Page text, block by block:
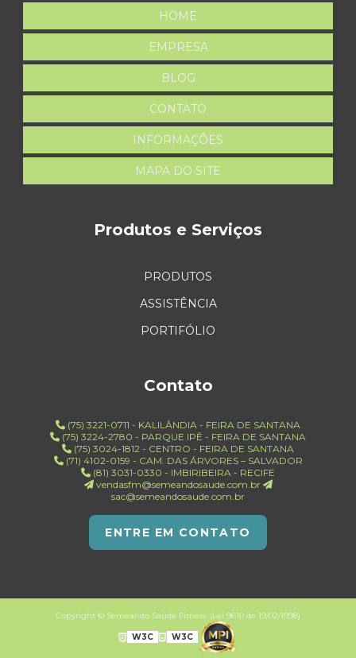
HOME
EMPRESA
BLOG
CONTATO
INFORMAÇÕES
MAPA DO SITE
Produtos e Serviços
PRODUTOS
ASSISTÊNCIA
PORTIFÓLIO
Contato
(75) 3221-0711 - KALILÂNDIA - FEIRA DE SANTANA
(75) 3224-2780 - PARQUE IPÊ - FEIRA DE SANTANA
(75) 3024-1812 - CENTRO - FEIRA DE SANTANA
(71) 4102-0159 - CAM. DAS ÁRVORES – SALVADOR
(81) 3031-0330 - IMBIRIBEIRA - RECIFE
vendasfm@semeandosaude.com.br
sac@semeandosaude.com.br
ENTRE EM CONTATO
Copyright © Semeando Saúde Fitness. (Lei 9610 de 19/02/1998)
W3C W3C